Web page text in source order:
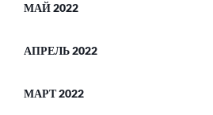
МАЙ 2022
АПРЕЛЬ 2022
МАРТ 2022